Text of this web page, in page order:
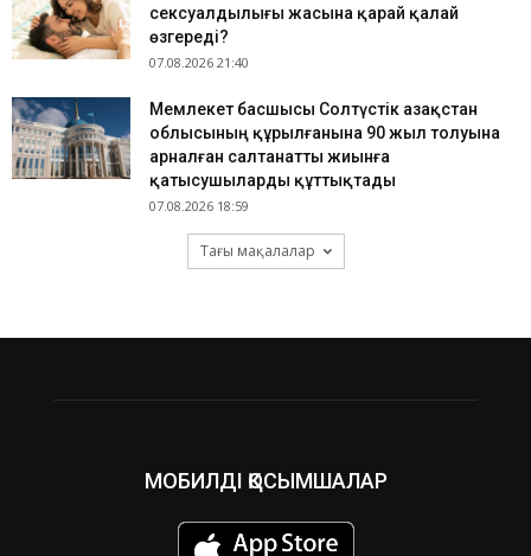
сексуалдылығы жасына қарай қалай
өзгереді?
07.08.2026 21:40
Мемлекет басшысы Солтүстік Қазақстан
облысының құрылғанына 90 жыл толуына
арналған салтанатты жиынға
қатысушыларды құттықтады
07.08.2026 18:59
Тағы мақалалар
МОБИЛДІ ҚОСЫМШАЛАР